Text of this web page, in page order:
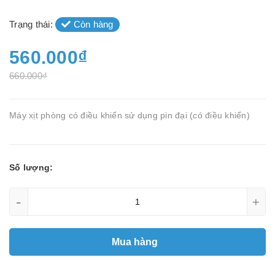
Trạng thái: Còn hàng
560.000₫
660.000₫
Máy xịt phòng có điều khiển sử dụng pin đại (có điều khiển)
Số lượng:
- +
Mua hàng